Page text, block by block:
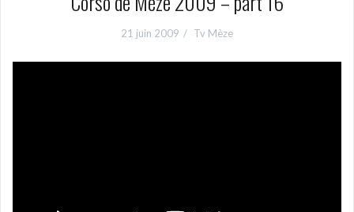
21 juin 2009 Tv Mèze